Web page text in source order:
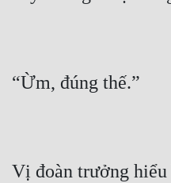
Vị đoàn trưởng